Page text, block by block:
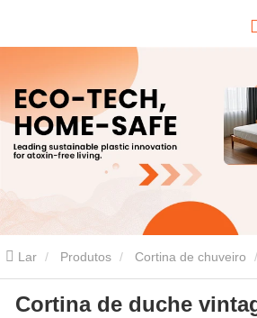
Lar Produtos Cortina de chuveiro
PEVA Cortina de duche vintage com estampado de neve em
Cortina de duche